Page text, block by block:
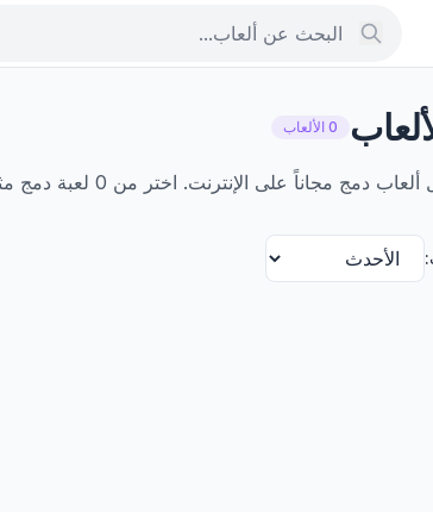
0 الألعاب
دمج مجاناً على الإنترنت. اختر من 0 لعبة دمج مثيرة.